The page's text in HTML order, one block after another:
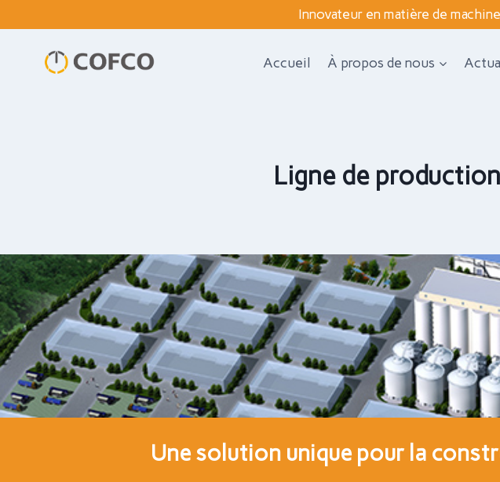
to
Innovateur en matière de
Accueil À propos de nous
Ligne de
Une solution unique pour la